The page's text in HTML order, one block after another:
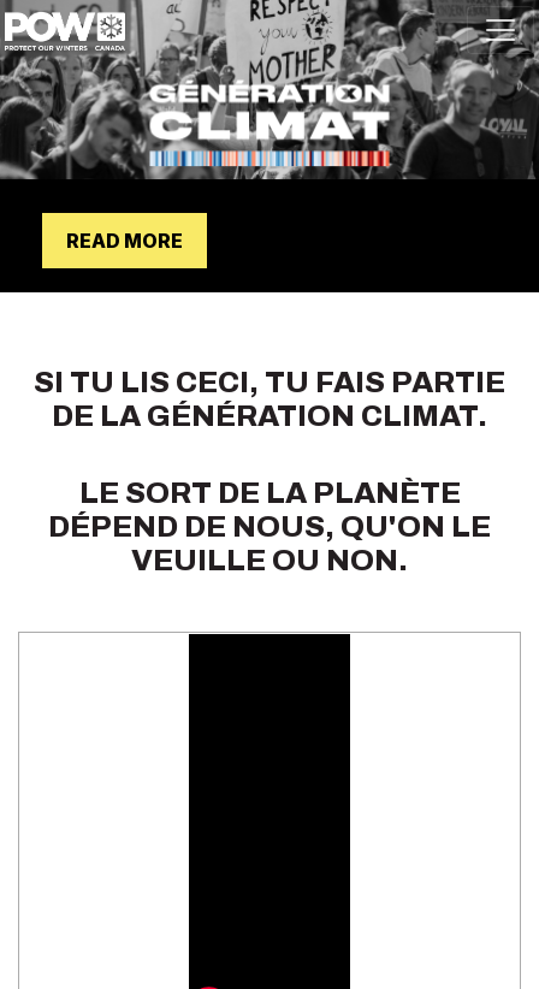
Skip navigation
READ MORE
SI TU LIS CECI, TU FAIS PARTIE
DE LA GÉNÉRATION CLIMAT.
LE SORT DE LA PLANÈTE
DÉPEND DE NOUS, QU'ON LE
VEUILLE OU NON.